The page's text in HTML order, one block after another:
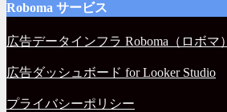
Roboma サービス
広告データインフラ Roboma（ロボマ）
広告ダッシュボード for Looker Studio
プライバシーポリシー